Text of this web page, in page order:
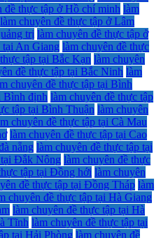
đề thực tập ở Hồ chí minh làm
làm chuyên đề thực tập ở Lâm
trị làm chuyên đề thực tập ở
tại An Giang làm chuyên đề thực
tập tại Bắc Kạn làm chuyên
đề thực tập tại Bắc Ninh làm
chuyên đề thực tập tại Bình
Bình định làm chuyên đề thực tập
tập tại Bình Thuận làm chuyên
chuyên đề thực tập tại Cà Mau
làm chuyên đề thực tập tại Cao
nẵng làm chuyên đề thực tập tại
tại Đắk Nông làm chuyên đề thực
tập tại Đồng hới làm chuyên
đề thực tập tại Đồng Tháp làm
chuyên đề thực tập tại Hà Giang
làm chuyên đề thực tập tại Hà
Tĩnh làm chuyên đề thực tập tại
tại Hải Phòng làm chuyên đề